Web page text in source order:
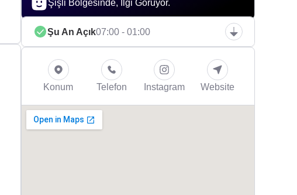
Şişli Bölgesinde, İlgi Görüyor.
Şu An Açık07:00 - 01:00
Konum Telefon Instagram Website